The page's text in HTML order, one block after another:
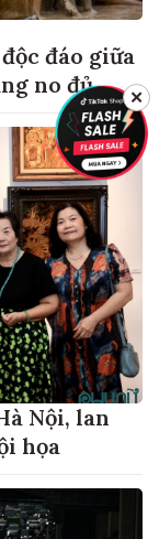
đáo giữa
no đủ
Nội, lan
họa
✕